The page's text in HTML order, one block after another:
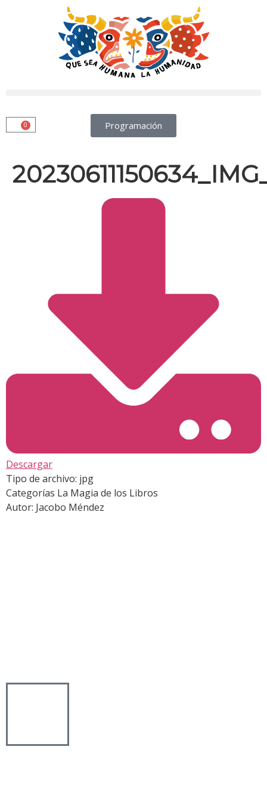
Programación
0
Descargar
Tipo de archivo: jpg
Categorías La Magia de los Libros
Autor: Jacobo Méndez